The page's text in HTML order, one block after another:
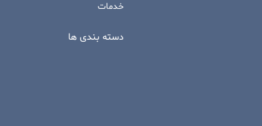
خدمات
دسته بندی ها